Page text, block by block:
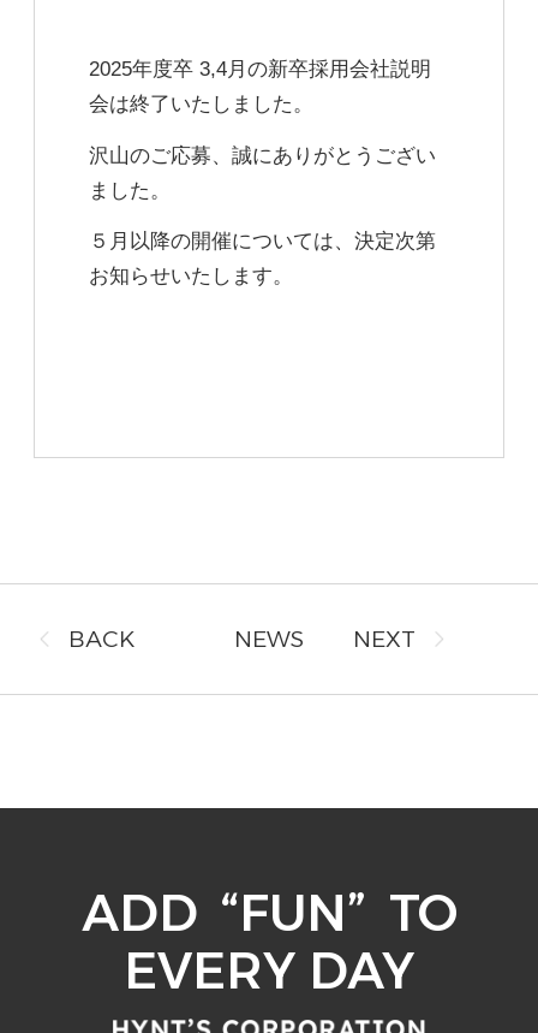
2025年度卒 3,4月の新卒採用会社説明
会は終了いたしました。
沢山のご応募、誠にありがとうござい
ました。​
５月以降の開催については、決定次第
お知らせいたします。
BACK NEWS NEXT
ADD “FUN” TO
EVERY DAY